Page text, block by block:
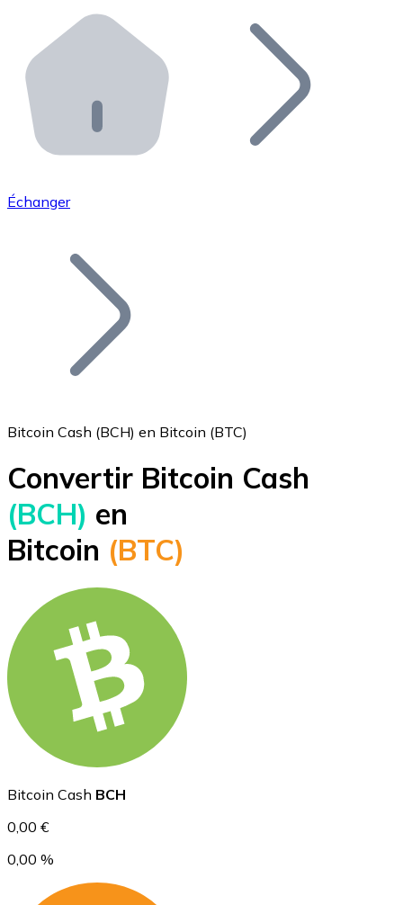
Distributeurs automatiques Bitnovo
Intégrez un ATM Bitnovo dans votre entreprise et
API Bitnovo
Intégrez notre API dans votre écosystème.
Rejoignez notre réseau de distributeurs et
Ajoutez le token de votre projet à notre service
Bitcoin
BTC
Ethereum
ETH
Échanger
Bitcoin Cash (BCH) en Bitcoin (BTC)
Convertir Bitcoin Cash
(BCH) en
Bitcoin (BTC)
Bitcoin Cash BCH
0,00 €
0,00 %